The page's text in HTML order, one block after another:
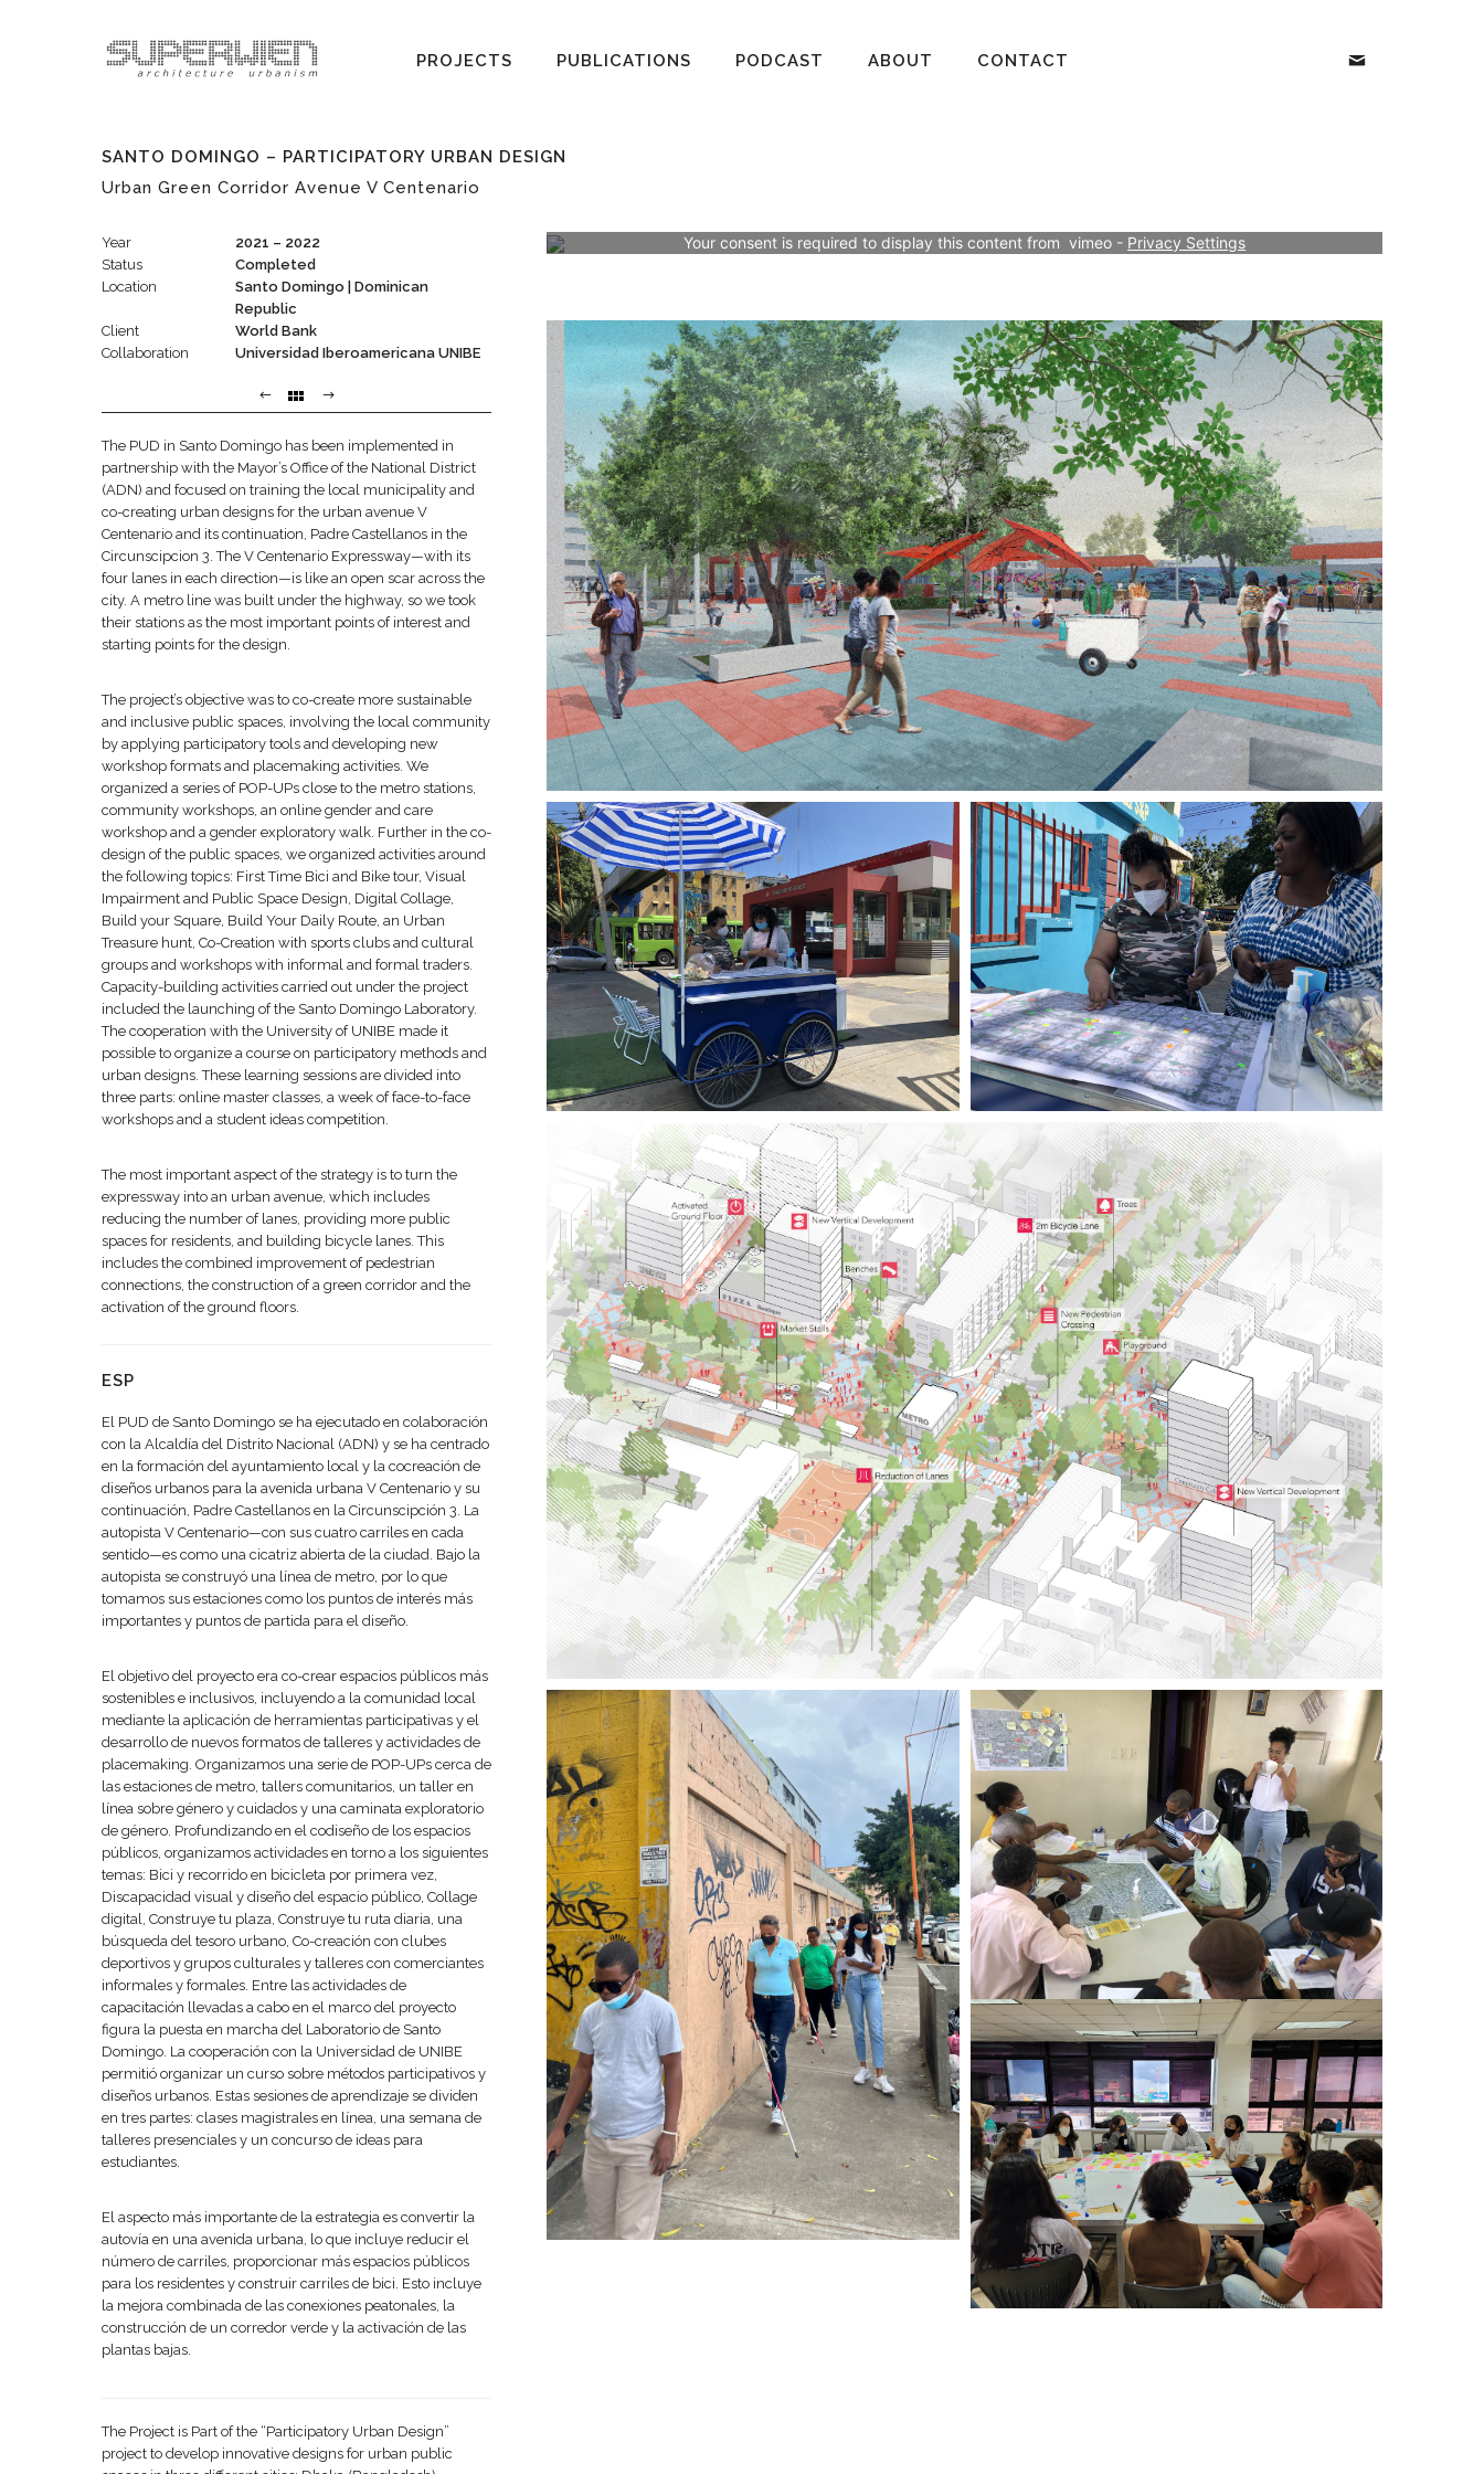
PROJECTS PUBLICATIONS PODCAST ABOUT CONTACT
SANTO DOMINGO – PARTICIPATORY URBAN DESIGN
Urban Green Corridor Avenue V Centenario
Year
2021 – 2022
Status
Completed
Location
Santo Domingo | Dominican
Republic
Client
World Bank
Collaboration
Universidad Iberoamericana UNIBE
The PUD in Santo Domingo has been implemented in
partnership with the Mayor’s Office of the National District
(ADN) and focused on training the local municipality and
co-creating urban designs for the urban avenue V
Centenario and its continuation, Padre Castellanos in the
Circunscipcion 3. The V Centenario Expressway—with its
four lanes in each direction—is like an open scar across the
city. A metro line was built under the highway, so we took
their stations as the most important points of interest and
starting points for the design.
The project’s objective was to co-create more sustainable
and inclusive public spaces, involving the local community
by applying participatory tools and developing new
workshop formats and placemaking activities. We
organized a series of POP-UPs close to the metro stations,
community workshops, an online gender and care
workshop and a gender exploratory walk. Further in the co-
design of the public spaces, we organized activities around
the following topics: First Time Bici and Bike tour, Visual
Impairment and Public Space Design, Digital Collage,
Build your Square, Build Your Daily Route, an Urban
Treasure hunt, Co-Creation with sports clubs and cultural
groups and workshops with informal and formal traders.
Capacity-building activities carried out under the project
included the launching of the Santo Domingo Laboratory.
The cooperation with the University of UNIBE made it
possible to organize a course on participatory methods and
urban designs. These learning sessions are divided into
three parts: online master classes, a week of face-to-face
workshops and a student ideas competition.
The most important aspect of the strategy is to turn the
expressway into an urban avenue, which includes
reducing the number of lanes, providing more public
spaces for residents, and building bicycle lanes. This
includes the combined improvement of pedestrian
connections, the construction of a green corridor and the
activation of the ground floors.
ESP
El PUD de Santo Domingo se ha ejecutado en colaboración
con la Alcaldía del Distrito Nacional (ADN) y se ha centrado
en la formación del ayuntamiento local y la cocreación de
diseños urbanos para la avenida urbana V Centenario y su
continuación, Padre Castellanos en la Circunscipción 3. La
autopista V Centenario—con sus cuatro carriles en cada
sentido—es como una cicatriz abierta de la ciudad. Bajo la
autopista se construyó una línea de metro, por lo que
tomamos sus estaciones como los puntos de interés más
importantes y puntos de partida para el diseño.
El objetivo del proyecto era co-crear espacios públicos más
sostenibles e inclusivos, incluyendo a la comunidad local
mediante la aplicación de herramientas participativas y el
desarrollo de nuevos formatos de talleres y actividades de
placemaking. Organizamos una serie de POP-UPs cerca de
las estaciones de metro, tallers comunitarios, un taller en
línea sobre género y cuidados y una caminata exploratorio
de género. Profundizando en el codiseño de los espacios
públicos, organizamos actividades en torno a los siguientes
temas: Bici y recorrido en bicicleta por primera vez,
Discapacidad visual y diseño del espacio público, Collage
digital, Construye tu plaza, Construye tu ruta diaria, una
búsqueda del tesoro urbano, Co-creación con clubes
deportivos y grupos culturales y talleres con comerciantes
informales y formales. Entre las actividades de
capacitación llevadas a cabo en el marco del proyecto
figura la puesta en marcha del Laboratorio de Santo
Domingo. La cooperación con la Universidad de UNIBE
permitió organizar un curso sobre métodos participativos y
diseños urbanos. Estas sesiones de aprendizaje se dividen
en tres partes: clases magistrales en línea, una semana de
talleres presenciales y un concurso de ideas para
estudiantes.
El aspecto más importante de la estrategia es convertir la
autovía en una avenida urbana, lo que incluye reducir el
número de carriles, proporcionar más espacios públicos
para los residentes y construir carriles de bici. Esto incluye
la mejora combinada de las conexiones peatonales, la
construcción de un corredor verde y la activación de las
plantas bajas.
The Project is Part of the “Participatory Urban Design”
project to develop innovative designs for urban public
Your consent is required to display this content from  vimeo - Privacy Settings